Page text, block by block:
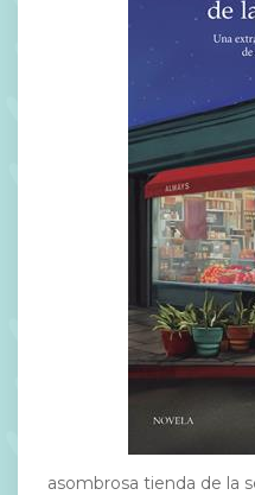
asombrosa tienda de la